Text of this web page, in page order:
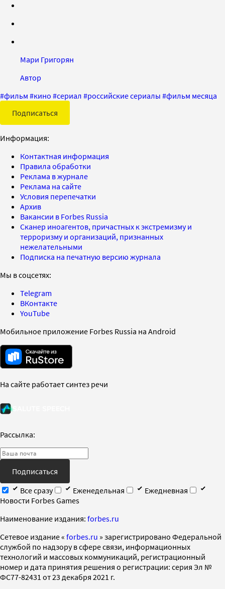
Мари Григорян
Автор
#фильм #кино #сериал #российские сериалы #фильм месяца
Подписаться
Информация:
Контактная информация
Правила обработки
Реклама в журнале
Реклама на сайте
Условия перепечатки
Архив
Вакансии в Forbes Russia
Сканер иноагентов, причастных к экстремизму и
терроризму и организаций, признанных
нежелательными
Подписка на печатную версию журнала
Мы в соцсетях:
Telegram
ВКонтакте
YouTube
Мобильное приложение Forbes Russia на Android
На сайте работает синтез речи
Рассылка:
Подписаться
Все сразу
Еженедельная
Ежедневная
Новости Forbes Games
Наименование издания: forbes.ru
Cетевое издание « forbes.ru » зарегистрировано Федеральной
службой по надзору в сфере связи, информационных
технологий и массовых коммуникаций, регистрационный
номер и дата принятия решения о регистрации: серия Эл №
ФС77-82431 от 23 декабря 2021 г.